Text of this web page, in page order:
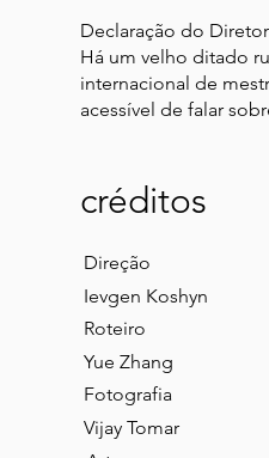
Declaração do
Há um velho ditado
internacional de
acessível de falar
créditos
Direção
Ievgen Koshyn
Roteiro
Yue Zhang
Fotografia
Vijay Tomar